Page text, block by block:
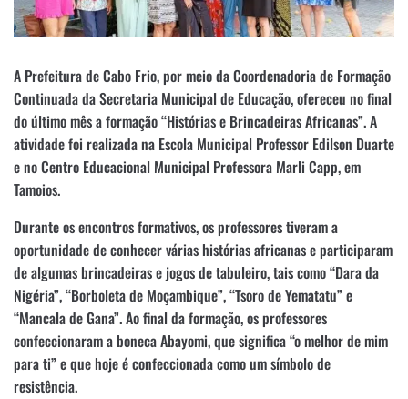
A Prefeitura de Cabo Frio, por meio da Coordenadoria de Formação
Continuada da Secretaria Municipal de Educação, ofereceu no final
do último mês a formação “Histórias e Brincadeiras Africanas”. A
atividade foi realizada na Escola Municipal Professor Edilson Duarte
e no Centro Educacional Municipal Professora Marli Capp, em
Tamoios.
Durante os encontros formativos, os professores tiveram a
oportunidade de conhecer várias histórias africanas e participaram
de algumas brincadeiras e jogos de tabuleiro, tais como “Dara da
Nigéria”, “Borboleta de Moçambique”, “Tsoro de Yematatu” e
“Mancala de Gana”. Ao final da formação, os professores
confeccionaram a boneca Abayomi, que significa “o melhor de mim
para ti” e que hoje é confeccionada como um símbolo de
resistência.